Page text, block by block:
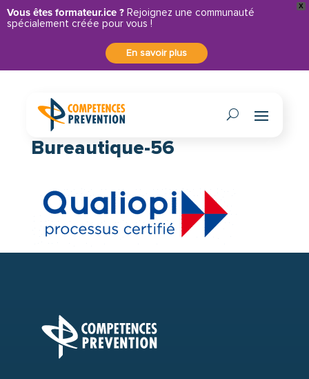
X
Vous êtes formateur.ice ? Rejoignez une communauté
spécialement créée pour vous !
En savoir plus
Logo Qualiopi-150dpi-
Bureautique-56
Panneau de gestion des cookies